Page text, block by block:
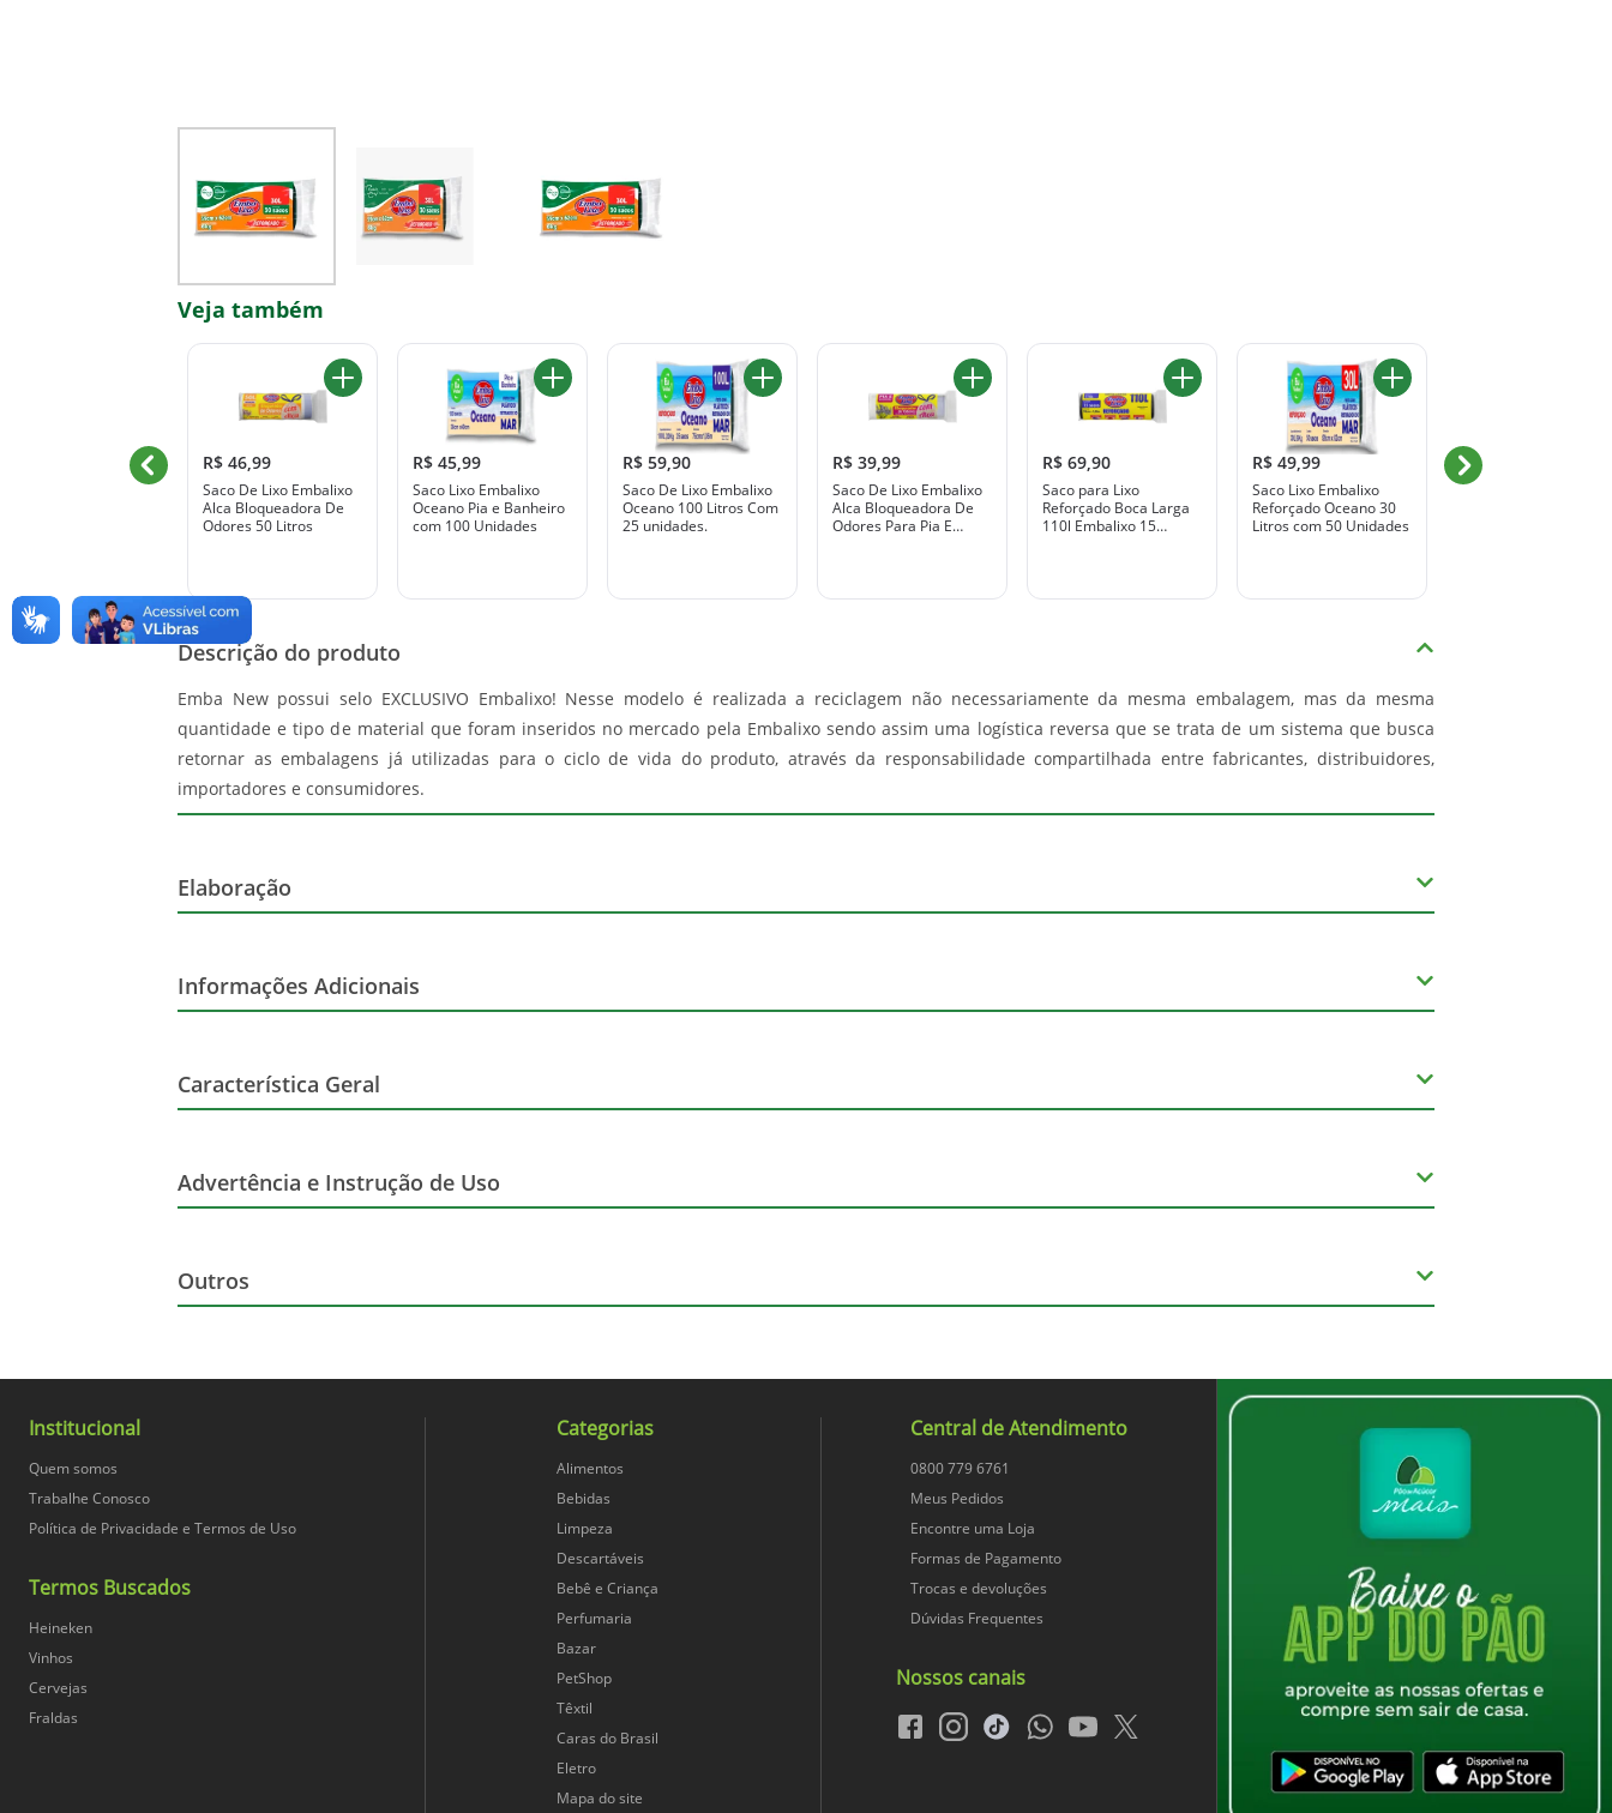
Veja também
R$ 46,99
Saco De Lixo Embalixo
Alca Bloqueadora De
Odores 50 Litros
R$ 45,99
Saco Lixo Embalixo
Oceano Pia e Banheiro
com 100 Unidades
R$ 59,90
Saco De Lixo Embalixo
Oceano 100 Litros Com
25 unidades.
R$ 39,99
Saco De Lixo Embalixo
Alca Bloqueadora De
Odores Para Pia E
R$ 69,90
Saco para Lixo
Reforçado Boca Larga
110l Embalixo 15
R$ 49,99
Saco Lixo Embalixo
Reforçado Oceano 30
Litros com 50 Unidades
R$ 42,99
Saco De Lixo Embalixo
Descrição do produto
Emba New possui selo EXCLUSIVO Embalixo! Nesse modelo é realizada a reciclagem não necessariamente da mesma embalagem, mas da mesma
quantidade e tipo de material que foram inseridos no mercado pela Embalixo sendo assim uma logística reversa que se trata de um sistema que busca
retornar as embalagens já utilizadas para o ciclo de vida do produto, através da responsabilidade compartilhada entre fabricantes, distribuidores,
importadores e consumidores.
Elaboração
Informações Adicionais
Característica Geral
Composição
Largura (cm)
Advertência e Instrução de Uso
Outros
Institucional
Quem somos
Trabalhe Conosco
Política de Privacidade e Termos de Uso
Termos Buscados
Heineken
Vinhos
Cervejas
Fraldas
Categorias
Alimentos
Bebidas
Limpeza
Descartáveis
Bebê e Criança
Perfumaria
Bazar
PetShop
Têxtil
Caras do Brasil
Eletro
Mapa do site
Central de Atendimento
0800 779 6761
Meus Pedidos
Encontre uma Loja
Formas de Pagamento
Trocas e devoluções
Dúvidas Frequentes
Nossos canais
facebookinstagram
tiktok whatsappyoutube
x